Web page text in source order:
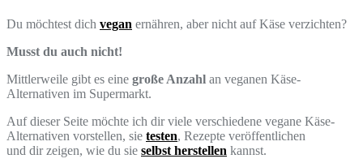
Du möchtest dich vegan ernähren, aber nicht auf Käse verzichten?
Musst du auch nicht!
Mittlerweile gibt es eine große Anzahl an veganen Käse-
Alternativen im Supermarkt.
Auf dieser Seite möchte ich dir viele verschiedene vegane Käse-
Alternativen vorstellen, sie testen, Rezepte veröffentlichen
und dir zeigen, wie du sie selbst herstellen kannst.